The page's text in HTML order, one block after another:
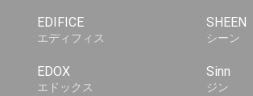
EDIFICE
エディフィス
EDOX
エドックス
SHEEN
シーン
Sinn
ジン